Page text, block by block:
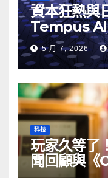
資本狂熱與
Tempus AI
Google AI
5 月 7, 2026
科技
玩家久等了
聞回顧與《